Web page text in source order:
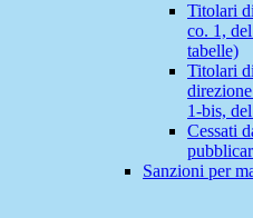
Titolari
co. 1,
tabelle)
Titolari
1-bis,
Cessati
Sanzioni per